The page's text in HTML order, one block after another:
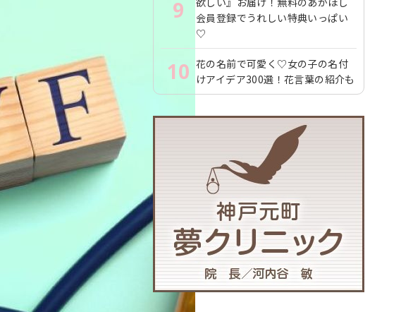
9
会員登録でうれしい特典いっぱい
♡
10 花の名前で可愛く♡女の子の名付
けアイデア300選！花言葉の紹介も